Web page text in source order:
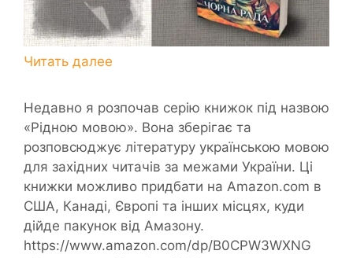
Недавно я розпочав серію книжок під назвою
«Рідною мовою». Вона зберігає та
розповсюджує літературу українською мовою
для західних читачів за межами України. Ці
книжки можливо придбати на Amazon.com в
США, Канаді, Європі та інших місцях, куди
дійде пакунок від Амазону.
https://www.amazon.com/dp/B0CPW3WXNG